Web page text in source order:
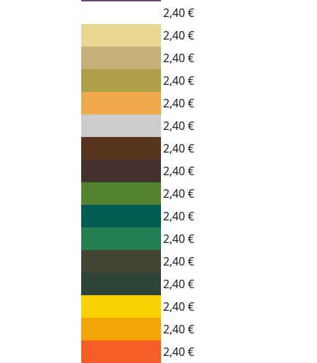
2,40 €
2,40 €
2,40 €
2,40 €
2,40 €
2,40 €
2,40 €
2,40 €
2,40 €
2,40 €
2,40 €
2,40 €
2,40 €
2,40 €
2,40 €
2,40 €